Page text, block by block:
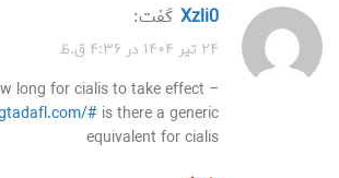
xzli0 گفت:
۲۴ تیر ۱۴۰۴ در ۴:۳۶ ق.ظ
long for cialis to take effect –
# is there a generic
equivalent for cialis